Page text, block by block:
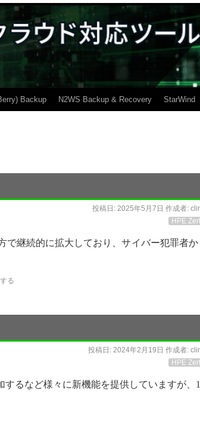
Backup N2WS Backup & Recovery StarWind
投稿日: 2025年5月7日 作成者:
HPE
継続的に拡大しており、サイバー犯罪者か
る
投稿日: 2024年2月19日 作成者:
HPE
るなど様々に新機能を提供していますが、